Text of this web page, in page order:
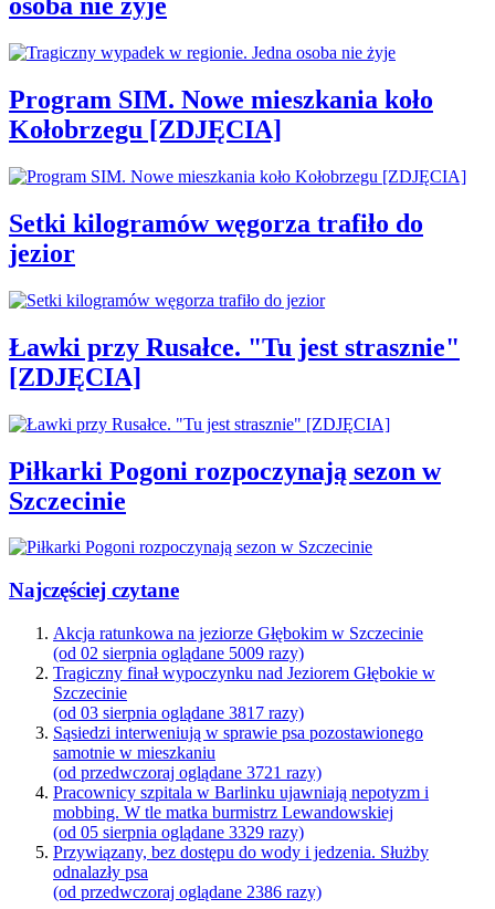
osoba nie żyje
Program SIM. Nowe mieszkania koło
Kołobrzegu [ZDJĘCIA]
Setki kilogramów węgorza trafiło do
jezior
Ławki przy Rusałce. "Tu jest strasznie"
[ZDJĘCIA]
Piłkarki Pogoni rozpoczynają sezon w
Szczecinie
Najczęściej czytane
Akcja ratunkowa na jeziorze Głębokim w Szczecinie
(od 02 sierpnia oglądane 5009 razy)
Tragiczny finał wypoczynku nad Jeziorem Głębokie w
Szczecinie
(od 03 sierpnia oglądane 3817 razy)
Sąsiedzi interweniują w sprawie psa pozostawionego
samotnie w mieszkaniu
(od przedwczoraj oglądane 3721 razy)
Pracownicy szpitala w Barlinku ujawniają nepotyzm i
mobbing. W tle matka burmistrz Lewandowskiej
(od 05 sierpnia oglądane 3329 razy)
Przywiązany, bez dostępu do wody i jedzenia. Służby
odnalazły psa
(od przedwczoraj oglądane 2386 razy)